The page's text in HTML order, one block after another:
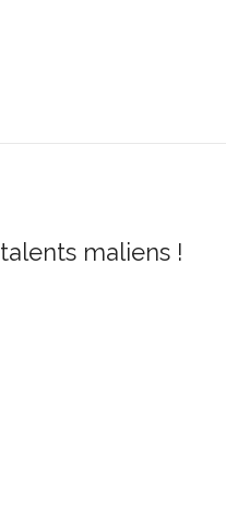
maliens !